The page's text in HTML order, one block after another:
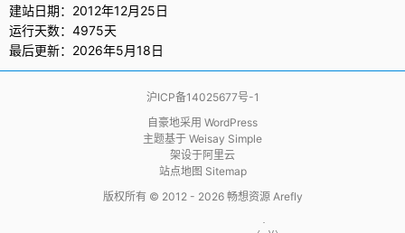
建站日期：2012年12月25日
运行天数：4975天
最后更新：2026年5月18日
沪ICP备14025677号-1
自豪地采用 WordPress
主题基于 Weisay Simple
架设于阿里云
站点地图 Sitemap
版权所有 © 2012 - 2026 畅想资源 Arefly
                     .